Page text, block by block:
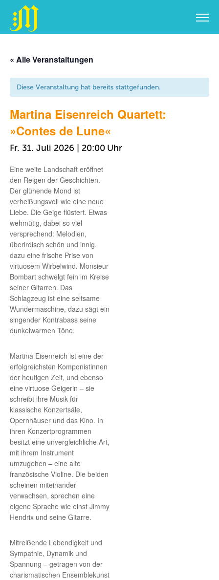
springen
« Alle Veranstaltungen
Diese Veranstaltung hat bereits stattgefunden.
Martina Eisenreich Quartett:
»Contes de Lune«
Fr. 31. Juli 2026 | 20:00
Eine weite Landschaft eröffnet
den Reigen der Geschichten.
Der glühende Mond ist
verheißungsvoll wie eine neue
Liebe. Die Geige flüstert. Etwas
wehmütig, dabei so viel
versprechend: Melodien,
überirdisch schön und innig,
dazu eine frische Prise von
virtuosem Wirbelwind. Monsieur
Bombart schwelgt fein im Kreise
seiner Gitarren. Das
Schlagzeug ist eine seltsame
Wundermaschine, dazu sägt ein
singender Kontrabass seine
dunkelwarmen Töne.
Martina Eisenreich ist eine der
erfolgreichsten Komponistinnen
der heutigen Zeit, und ebenso
eine virtuose Geigerin – sie
schreibt ihre Musik für
klassische Konzertsäle,
Opernhäuser und das Kino. In
ihren Konzertprogrammen
besitzt eine unvergleichliche Art,
mit ihrem Instrument
umzugehen – eine alte
französische Violine. Die beiden
scheinen miteinander
verwachsen, sprechen eine
eigene Sprache wie einst Jimmy
Hendrix und seine Gitarre.
Mitreißende Lebendigkeit und
Sympathie, Dynamik und
Spannung – getragen von der
charismatischen Ensemblekunst